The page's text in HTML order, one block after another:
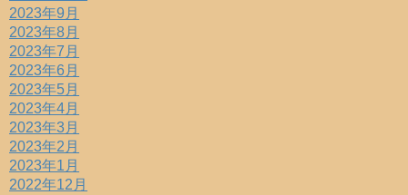
2023年9月
2023年8月
2023年7月
2023年6月
2023年5月
2023年4月
2023年3月
2023年2月
2023年1月
2022年12月